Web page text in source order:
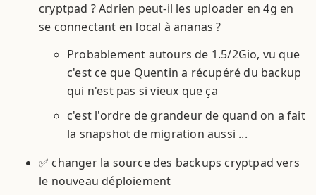
cryptpad ? Adrien peut-il les uploader en 4g en
se connectant en local à ananas ?
Probablement autours de 1.5/2Gio, vu que
c'est ce que Quentin a récupéré du backup
qui n'est pas si vieux que ça
c'est l'ordre de grandeur de quand on a fait
la snapshot de migration aussi ...
✅ changer la source des backups cryptpad vers
le nouveau déploiement